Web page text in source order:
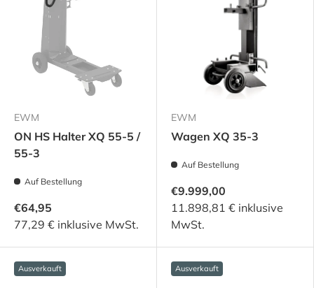
EWM
ON HS Halter XQ 55-5 /
55-3
Auf Bestellung
€64,95
77,29 € inklusive MwSt.
EWM
Wagen XQ 35-3
Auf Bestellung
€9.999,00
11.898,81 € inklusive
MwSt.
Ausverkauft Ausverkauft